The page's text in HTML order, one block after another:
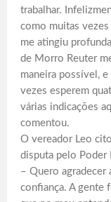
trabalhar.
como muitas
me atingiu
de Morro Reuter
maneira possível,
vezes esperem
várias indicações
comentou.
O vereador Leo
disputa pelo Poder
– Quero
confiança. A gente